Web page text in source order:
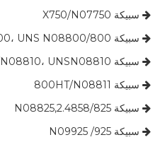
 ​​​​​​ سبيكة X750/N07750
 ​​​​​​​​​​ سبيكة 800/N08800، UNS N08800
 ​​​​​​ سبيكة 800H/N08810، UNSN08810
 ​​​​​​ سبيكة 800HT/N08811
 ​​​​​​ سبيكة 825/N08825,2.4858
 ​​​​​​ سبيكة 925/ N09925